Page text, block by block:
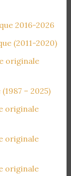
2016-2026
(2011-2020)
originale
– 2025)
originale
originale
originale